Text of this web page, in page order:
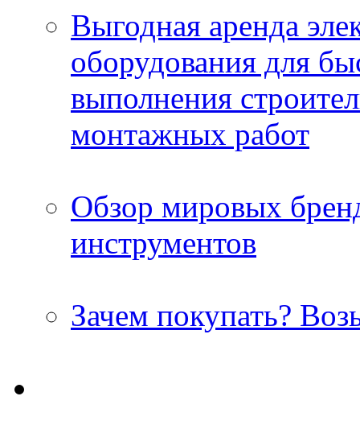
Выгодная аренда
оборудования для
выполнения
монтажных работ
Обзор мировых
инструментов
Зачем покупать?